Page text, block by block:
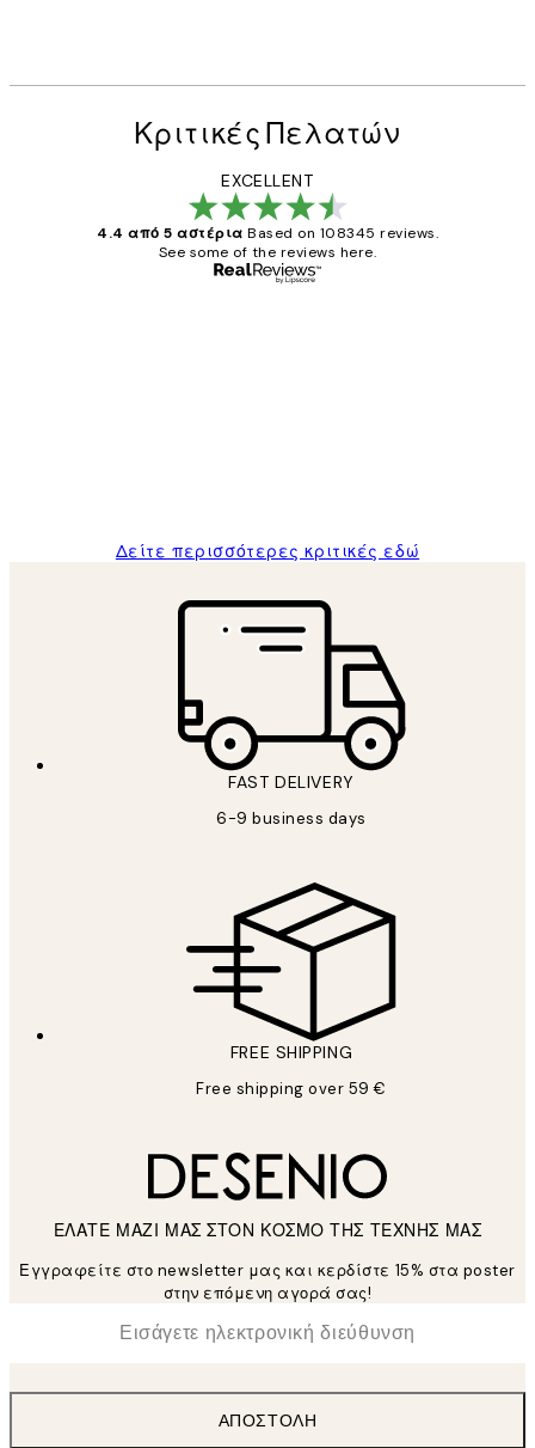
Κριτικές Πελατών
EXCELLENT
4.4 από 5 αστέρια Based on 108345 reviews.
See some of the reviews here.
Δείτε περισσότερες κριτικές εδώ
FAST DELIVERY
6-9 business days
FREE SHIPPING
Free shipping over 59 €
ΕΛΑΤΕ ΜΑΖΙ ΜΑΣ ΣΤΟΝ ΚΟΣΜΟ ΤΗΣ ΤΕΧΝΗΣ ΜΑΣ
Εγγραφείτε στο newsletter μας και κερδίστε 15% στα poster
στην επόμενη αγορά σας!
Ηλεκτρονική Διεύθυνση
ΑΠΟΣΤΟΛΉ